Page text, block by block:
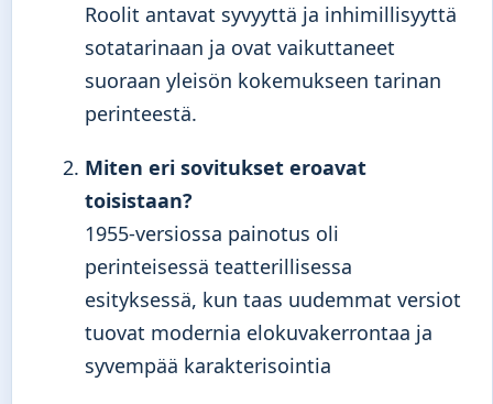
Roolit antavat syvyyttä ja inhimillisyyttä
sotatarinaan ja ovat vaikuttaneet
suoraan yleisön kokemukseen tarinan
perinteestä.
Miten eri sovitukset eroavat
toisistaan?
1955-versiossa painotus oli
perinteisessä teatterillisessa
esityksessä, kun taas uudemmat versiot
tuovat modernia elokuvakerrontaa ja
syvempää karakterisointia